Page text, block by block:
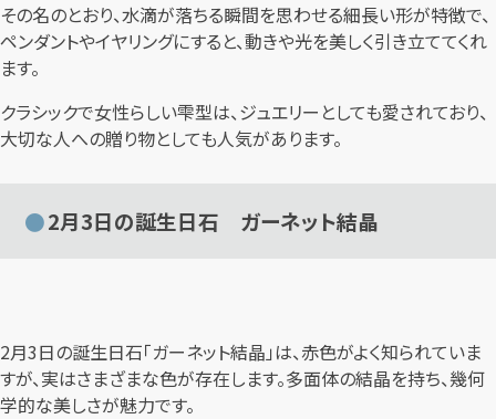
その名のとおり、水滴が落ちる瞬間を思わせる細長い形が特徴で、
ペンダントやイヤリングにすると、動きや光を美しく引き立ててくれ
ます。
クラシックで女性らしい雫型は、ジュエリーとしても愛されており、
大切な人への贈り物としても人気があります。
2月3日の誕生日石 ガーネット結晶
2月3日の誕生日石「ガーネット結晶」は、赤色がよく知られていま
すが、実はさまざまな色が存在します。多面体の結晶を持ち、幾何
学的な美しさが魅力です。